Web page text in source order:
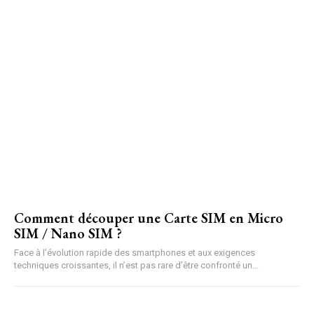
Comment découper une Carte SIM en Micro
SIM / Nano SIM ?
Face à l’évolution rapide des smartphones et aux exigences
techniques croissantes, il n’est pas rare d’être confronté un...